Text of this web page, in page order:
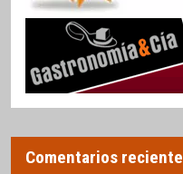
Comentarios